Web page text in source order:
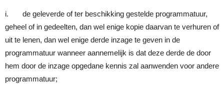
i. de geleverde of ter beschikking gestelde programmatuur,
geheel of in gedeelten, dan wel enige kopie daarvan te verhuren of
uit te lenen, dan wel enige derde inzage te geven in de
programmatuur wanneer aannemelijk is dat deze derde de door
hem door de inzage opgedane kennis zal aanwenden voor andere
programmatuur;